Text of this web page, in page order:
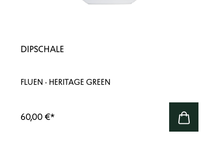
DIPSCHALE
FLUEN · HERITAGE GREEN
60,00 €*